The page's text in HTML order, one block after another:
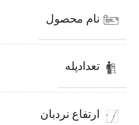
نام محصول
تعدادپله
ارتفاع نردبان